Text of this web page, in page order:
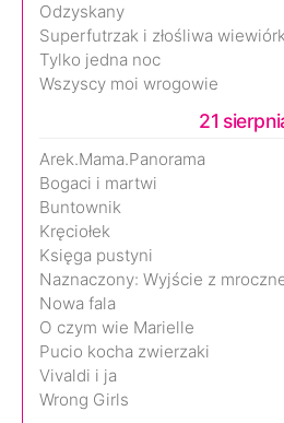
Odzyskany
Superfutrzak i złośliwa
Tylko jedna noc
Wszyscy moi wrogowie
21
Arek.Mama.Panorama
Bogaci i martwi
Buntownik
Kręciołek
Księga pustyni
Naznaczony: Wyjście z
Nowa fala
O czym wie Marielle
Pucio kocha zwierzaki
Vivaldi i ja
Wrong Girls